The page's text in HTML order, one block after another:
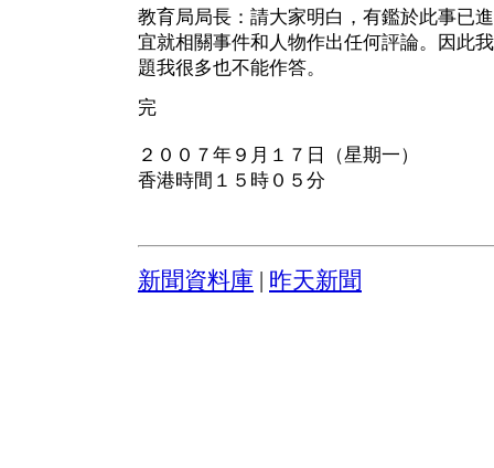
教育局局長：請大家明白，有鑑於此事已
宜就相關事件和人物作出任何評論。因此
題我很多也不能作答。
完
２００７年９月１７日（星期一）
香港時間１５時０５分
新聞資料庫 昨天新聞